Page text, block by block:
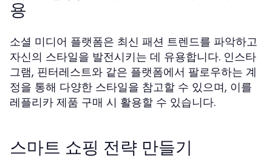
용
소셜 미디어 플랫폼은 최신 패션 트렌드를 파악하고
자신의 스타일을 발전시키는 데 유용합니다. 인스타
그램, 핀터레스트와 같은 플랫폼에서 팔로우하는 계
정을 통해 다양한 스타일을 참고할 수 있으며, 이를
레플리카 제품 구매 시 활용할 수 있습니다.
스마트 쇼핑 전략 만들기